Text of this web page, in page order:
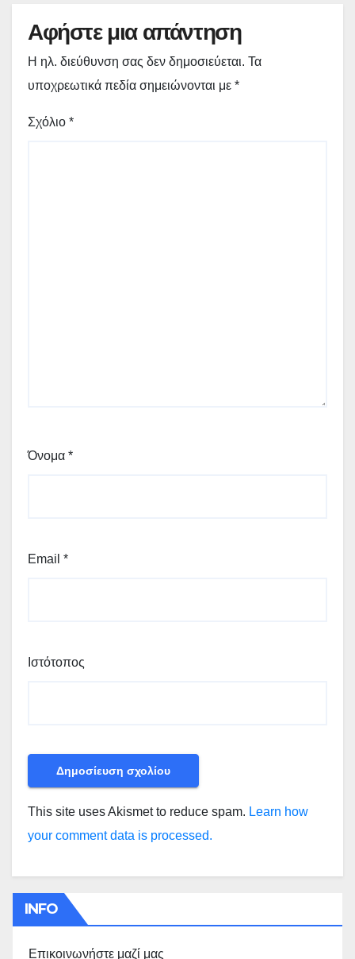
Αφήστε μια απάντηση
Η ηλ. διεύθυνση σας δεν δημοσιεύεται. Τα
υποχρεωτικά πεδία σημειώνονται με *
Σχόλιο *
Όνομα *
Email *
Ιστότοπος
This site uses Akismet to reduce spam. Learn how
your comment data is processed.
INFO
Επικοινωνήστε μαζί μας